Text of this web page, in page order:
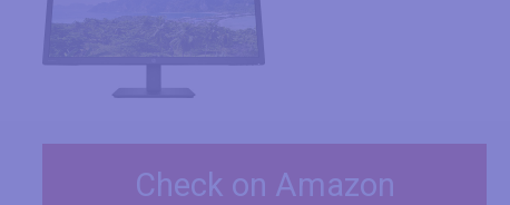
Check on Amazon